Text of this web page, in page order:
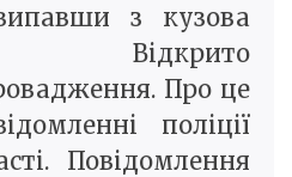
з кузова
Відкрито
Про це
поліції
Повідомлення